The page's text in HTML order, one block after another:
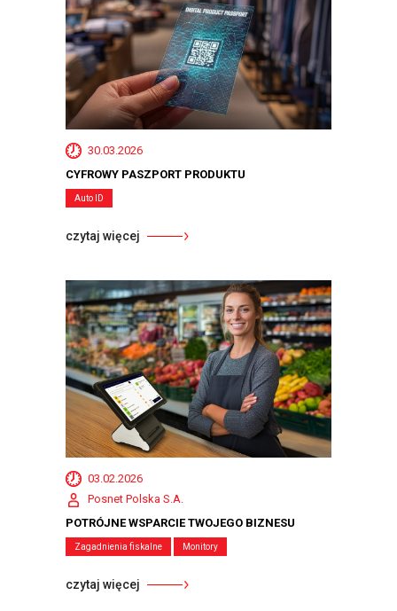
30.03.2026
CYFROWY PASZPORT PRODUKTU
Auto ID
czytaj więcej
03.02.2026
Posnet Polska S.A.
POTRÓJNE WSPARCIE TWOJEGO BIZNESU
Zagadnienia fiskalne Monitory
czytaj więcej